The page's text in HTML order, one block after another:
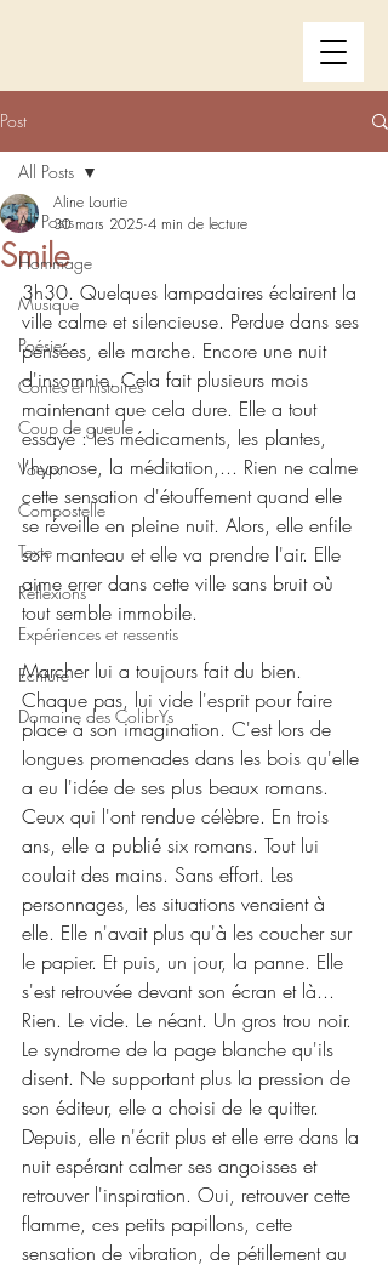
Post
All Posts
Hommage
Musique
Poésie
Contes et histoires
Coup de gueule
Voeux
Compostelle
Texte
Réflexions
Expériences et ressentis
Ecriture
Domaine des ColibrYs
All Posts
Smile
Aline Lourtie
30 mars 2025 4 min de lecture
3h30. Quelques lampadaires éclairent la
ville calme et silencieuse. Perdue dans ses
pensées, elle marche. Encore une nuit
d'insomnie. Cela fait plusieurs mois
maintenant que cela dure. Elle a tout
essayé : les médicaments, les plantes,
l'hypnose, la méditation,... Rien ne calme
cette sensation d'étouffement quand elle
se réveille en pleine nuit. Alors, elle enfile
son manteau et elle va prendre l'air. Elle
aime errer dans cette ville sans bruit où
tout semble immobile.
Marcher lui a toujours fait du bien.
Chaque pas, lui vide l'esprit pour faire
place à son imagination. C'est lors de
longues promenades dans les bois qu'elle
a eu l'idée de ses plus beaux romans.
Ceux qui l'ont rendue célèbre. En trois
ans, elle a publié six romans. Tout lui
coulait des mains. Sans effort. Les
personnages, les situations venaient à
elle. Elle n'avait plus qu'à les coucher sur
le papier. Et puis, un jour, la panne. Elle
s'est retrouvée devant son écran et là...
Rien. Le vide. Le néant. Un gros trou noir.
Le syndrome de la page blanche qu'ils
disent. Ne supportant plus la pression de
son éditeur, elle a choisi de le quitter.
Depuis, elle n'écrit plus et elle erre dans la
nuit espérant calmer ses angoisses et
retrouver l'inspiration. Oui, retrouver cette
flamme, ces petits papillons, cette
sensation de vibration, de pétillement au